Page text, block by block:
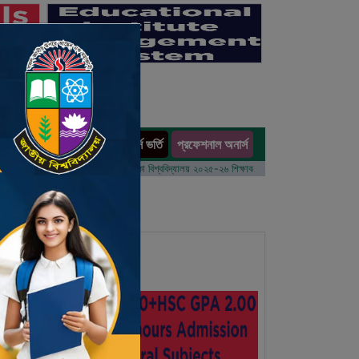
অনার্স ভর্তি প্রফেশনাল অনার্স
ভর্তি আবেদন বিজ্ঞপ্তি ঢাকা বিশ্ববিদ্যালয় ২০২৫-২৬ শিক্ষাবর্ষে আন্ডারগ্র্যাজুয়েট প্রোগ্রামে ভর্তি